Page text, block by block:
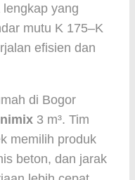
yang
mutu K 175–K
efisien dan
di Bogor
3 m³. Tim
memilih produk
beton, dan jarak